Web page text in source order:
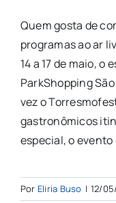
Quem gosta de
programas ao ar
14 a 17 de maio,
ParkShopping
vez o
gastronômicos
especial, o evento
Por Eliria Buso | 12/